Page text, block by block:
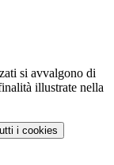
si avvalgono di
illustrate nella
i cookies